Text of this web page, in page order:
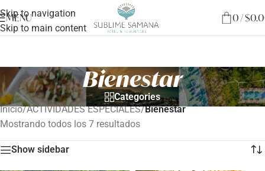
Skip to navigation
Skip to main content
MENU 0/$
Bienestar
Categories
Inicio/ACTIVIDADES ESPECIALES/Bienestar
Mostrando todos los 7 resultados
Show sidebar